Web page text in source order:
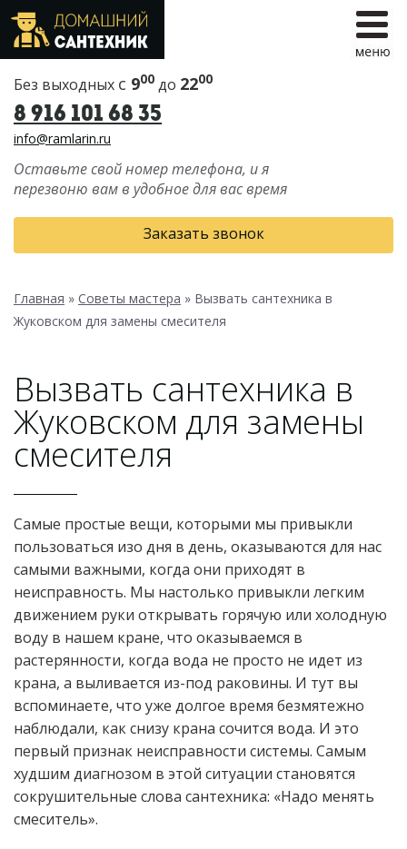
Без выходных с 900 до 2200
8 916 101 68 35
info@ramlarin.ru
Оставьте свой номер телефона, и я
перезвоню вам в удобное для вас время
Заказать звонок
Главная » Советы мастера » Вызвать сантехника в
Жуковском для замены смесителя
Вызвать сантехника в
Жуковском для замены
смесителя
Самые простые вещи, которыми мы привыкли
пользоваться изо дня в день, оказываются для нас
самыми важными, когда они приходят в
неисправность. Мы настолько привыкли легким
движением руки открывать горячую или холодную
воду в нашем кране, что оказываемся в
растерянности, когда вода не просто не идет из
крана, а выливается из-под раковины. И тут вы
вспоминаете, что уже долгое время безмятежно
наблюдали, как снизу крана сочится вода. И это
первый признак неисправности системы. Самым
худшим диагнозом в этой ситуации становятся
сокрушительные слова сантехника: «Надо менять
смеситель».